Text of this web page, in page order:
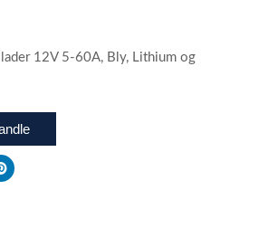
12V 5-60A, Bly, Lithium og